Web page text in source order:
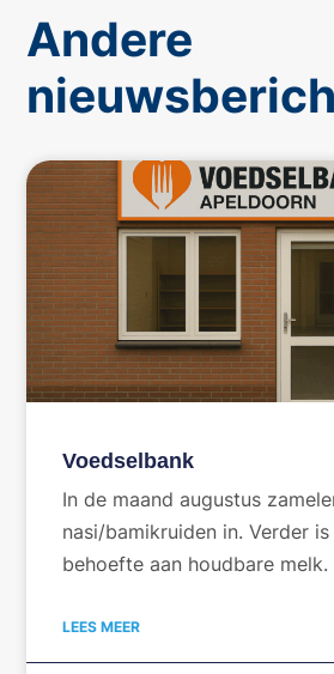
Andere
Voedselbank
In de maand augustus
nasi/bamikruiden in. Verder
behoefte aan houdbare melk.
LEES MEER